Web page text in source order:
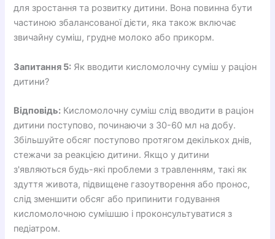
для зростання та розвитку дитини. Вона повинна бути
частиною збалансованої дієти, яка також включає
звичайну суміш, грудне молоко або прикорм.
Запитання 5: Як вводити кисломолочну суміш у раціон
дитини?
Відповідь: Кисломолочну суміш слід вводити в раціон
дитини поступово, починаючи з 30-60 мл на добу.
Збільшуйте обсяг поступово протягом декількох днів,
стежачи за реакцією дитини. Якщо у дитини
з'являються будь-які проблеми з травленням, такі як
здуття живота, підвищене газоутворення або пронос,
слід зменшити обсяг або припинити годування
кисломолочною сумішшю і проконсультуватися з
педіатром.